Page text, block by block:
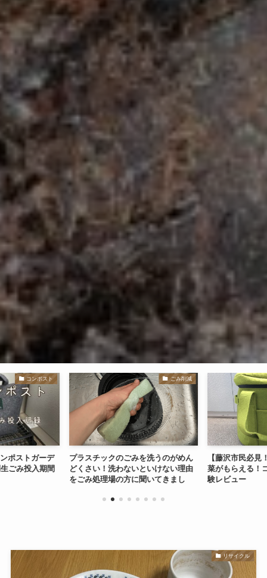
コンポスト
ポストガーデ
ごみ投入期間
ごみ削減
プラスチックのごみを洗うのがめん
どくさい！洗わないといけない理由
をごみ処理場の方に聞いてきまし
【藤沢市民必見
菜がもらえる！
験レビュー
リサイクル